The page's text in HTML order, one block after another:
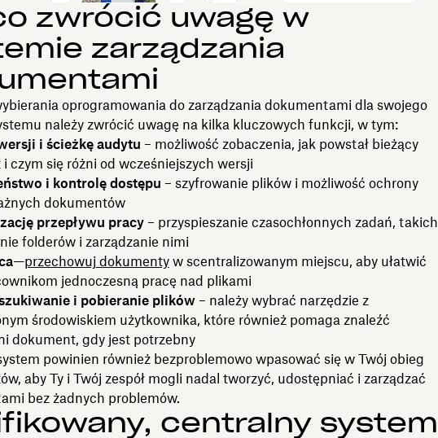
zwrócić uwagę w
zarządzania
oprogramowania do zarządzania dokumentami dla swojego
należy zwrócić uwagę na kilka kluczowych funkcji, w tym:
i ścieżkę audytu – możliwość zobaczenia, jak powstał bieżący
czym się różni od wcześniejszych wersji
i kontrolę dostępu – szyfrowanie plików i możliwość ochrony
dokumentów
przepływu pracy– przyspieszanie czasochłonnych zadań, takich
folderów i zarządzanie nimi
—przechowuj dokumentyw scentralizowanym miejscu, aby ułatwić
jednoczesną pracę nad plikami
i pobieranie plików– należy wybrać narzędzie z
środowiskiem użytkownika, które również pomaga znaleźć
dokument, gdy jest potrzebny
powinien również bezproblemowo wpasować się w Twój obieg
aby Ty i Twój zespół mogli nadal tworzyć, udostępniać i zarządzać
bez żadnych problemów.
centralny system